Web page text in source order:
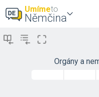
Umímeto
Němčina
Orgány a